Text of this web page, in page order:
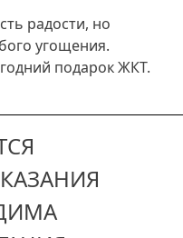
радости, но
угощения.
подарок ЖКТ.